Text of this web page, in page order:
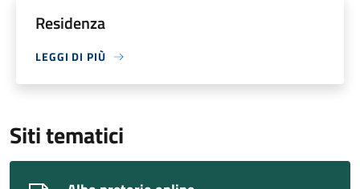
Residenza
LEGGI DI PIÙ
Siti tematici